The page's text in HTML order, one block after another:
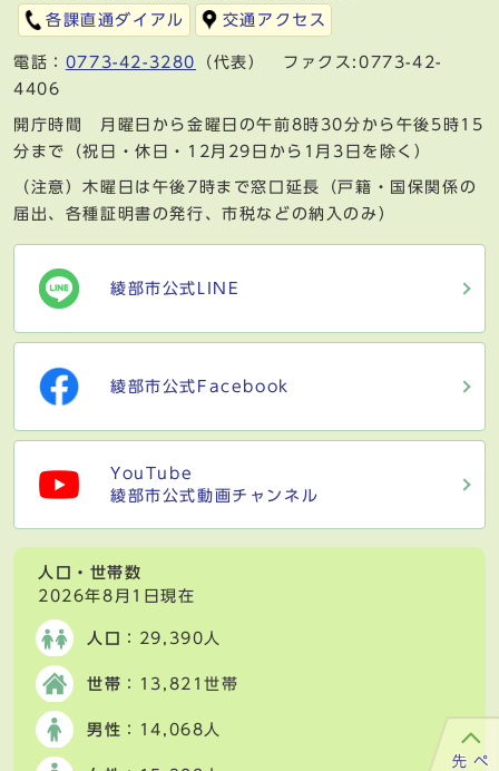
各課直通ダイアル
交通アクセス
電話： 0773-42-3280
（代表） ファクス:0773-42-
4406
開庁時間 月曜日から金曜日の午前8時30分から午後5時15
分まで（祝日・休日・12月29日から1月3日を除く）
（注意）木曜日は午後7時まで窓口延長（戸籍・国保関係の
届出、各種証明書の発行、市税などの納入のみ）
綾部市公式LINE
綾部市公式Facebook
YouTube
綾部市公式動画チャンネル
人口・世帯数
2026年8月1日現在
人口 ：29,390人
世帯 ：13,821世帯
男性 ：14,068人